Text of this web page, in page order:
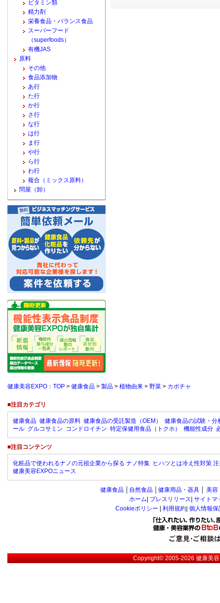
ビタミン類
精力剤
栄養食品・バランス食品
スーパーフード
（superfoods）
有機JAS
原料
その他
食品添加物
あ行
た行
か行
さ行
な行
は行
ま行
や行
ら行
わ行
複合（ミックス原料）
問屋（卸）
健康美容EXPO：TOP > 健康食品 > 製品 > 植物由来 > 野菜 > カボチャ
■注目カテゴリ
健康食品 健康食品の原料 健康食品の受託製造（OEM）
健康食品の試験・分
ール グルコサミン コンドロイチン 特定保健用食品（トクホ） 機能性成分
■注目コンテンツ
化粧品で使われるナノの元祖企業から探る ナノ特集 ヒハツとは冷え性対策
健康美容EXPOニュース
健康食品 自然食品 健康用品・器具 美容
ホーム プレスリリース サイトマ
Cookieポリシー
利用規約 個人情報
Copyright© 2005-2026健康美